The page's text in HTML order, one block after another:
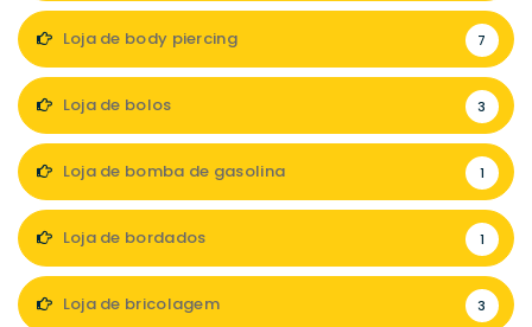
Loja de body piercing 7
Loja de bolos 3
Loja de bomba de gasolina 1
Loja de bordados 1
Loja de bricolagem 3